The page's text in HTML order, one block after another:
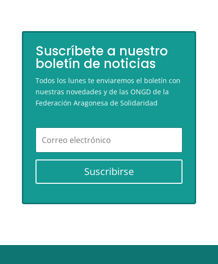
Suscríbete a nuestro
boletín de noticias
Todos los lunes te enviaremos el boletín con
nuestras novedades y de las ONGD de la
Federación Aragonesa de Solidaridad
Suscribirse